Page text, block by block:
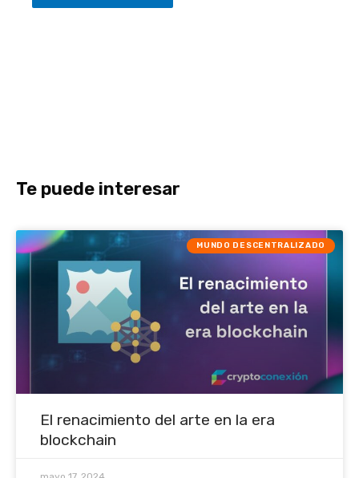
Te puede interesar
MUNDO DESCENTRALIZADO
El renacimiento del arte en la era
blockchain